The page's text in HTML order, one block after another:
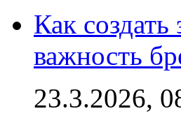
Как
важность
23.3.2026,